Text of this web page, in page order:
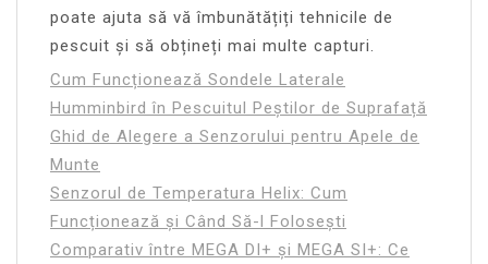
poate ajuta să vă îmbunătățiți tehnicile de
pescuit și să obțineți mai multe capturi.
Cum Funcționează Sondele Laterale
Humminbird în Pescuitul Peștilor de Suprafață
Ghid de Alegere a Senzorului pentru Apele de
Munte
Senzorul de Temperatura Helix: Cum
Funcționează și Când Să-l Folosești
Comparativ între MEGA DI+ și MEGA SI+: Ce